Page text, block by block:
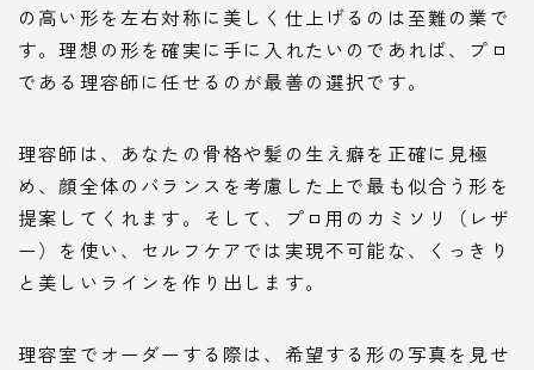
の高い形を左右対称に美しく仕上げるのは至難の業で
す。理想の形を確実に手に入れたいのであれば、プロ
である理容師に任せるのが最善の選択です。
理容師は、あなたの骨格や髪の生え癖を正確に見極
め、顔全体のバランスを考慮した上で最も似合う形を
提案してくれます。そして、プロ用のカミソリ（レザ
ー）を使い、セルフケアでは実現不可能な、くっきり
と美しいラインを作り出します。
理容室でオーダーする際は、希望する形の写真を見せ